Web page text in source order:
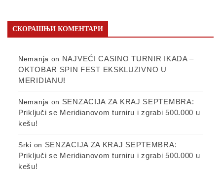
СКОРАШЊИ КОМЕНТАРИ
Nemanja on NAJVEĆI CASINO TURNIR IKADA –
OKTOBAR SPIN FEST EKSKLUZIVNO U
MERIDIANU!
Nemanja on SENZACIJA ZA KRAJ SEPTEMBRA:
Priključi se Meridianovom turniru i zgrabi 500.000 u
kešu!
Srki on SENZACIJA ZA KRAJ SEPTEMBRA:
Priključi se Meridianovom turniru i zgrabi 500.000 u
kešu!